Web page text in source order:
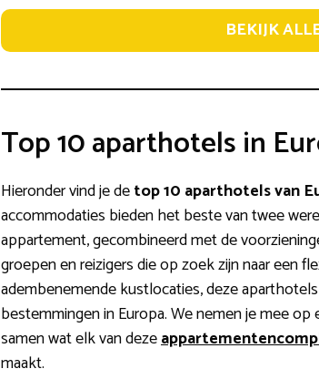
BEKIJK
Top 10 aparthotels in
Hieronder vind je detop 10 aparthotels van
accommodaties bieden het beste van twee
appartement, gecombineerd met de
groepen en reizigers die op zoek zijn naar een
adembenemende kustlocaties, deze
bestemmingen in Europa. We nemen je mee
samen wat elk van deze
maakt.